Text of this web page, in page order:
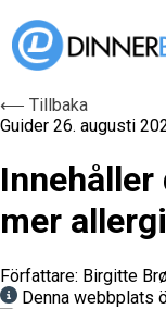
⟵ Tillbaka
Guider 26. augusti
Innehåller
mer
Författare: Birgitte
Denna webbplats